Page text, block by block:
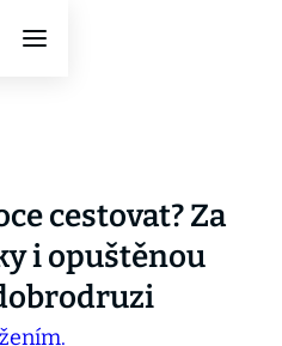
cestovat? Za
i opuštěnou